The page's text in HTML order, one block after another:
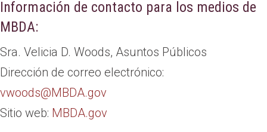
Información de contacto para los medios de
MBDA:
Sra. Velicia D. Woods, Asuntos Públicos
Dirección de correo electrónico:
vwoods@MBDA.gov
Sitio web: MBDA.gov